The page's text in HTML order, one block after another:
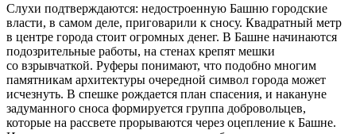
Слухи подтверждаются: недостроенную Башню городские
власти, в самом деле, приговарили к сносу. Квадратный метр
в центре города стоит огромных денег. В Башне начинаются
подозрительные работы, на стенах крепят мешки
со взрывчаткой. Руферы понимают, что подобно многим
памятникам архитектуры очередной символ города может
исчезнуть. В спешке рождается план спасения, и накануне
задуманного сноса формируется группа добровольцев,
которые на рассвете прорываются через оцепление к Башне.